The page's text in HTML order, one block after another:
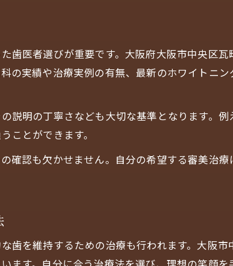
歯医者選びが重要です。大阪府大阪市中央区
の実績や治療実例の有無、最新のホワイトニ
説明の丁寧さなども大切な基準となります。
ことができます。
確認も欠かせません。自分の希望する審美治
歯を維持するための治療も行われます。大阪